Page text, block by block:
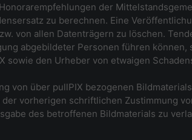
der
zu berechnen. Eine
von allen Datenträgern zu löschen.
abgebildeter Personen führen
sowie den Urheber von etwaigen
von über pullPIX bezogenen
vorherigen schriftlichen Zustimmung
des betroffenen Bildmaterials zu